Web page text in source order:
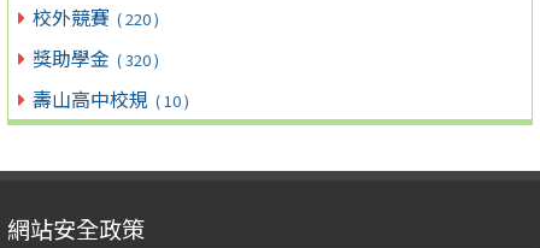
校外競賽 ( 220 )
獎助學金 ( 320 )
壽山高中校規 ( 10 )
網站安全政策